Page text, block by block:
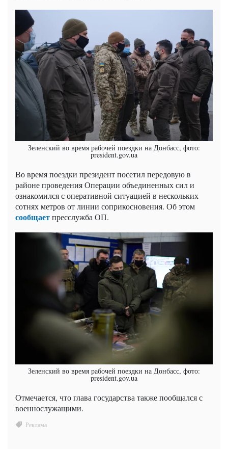
Зеленский во время рабочей поездки на Донбасс, фото:
president.gov.ua
Во время поездки президент посетил передовую в
районе проведения Операции объединенных сил и
ознакомился с оперативной ситуацией в нескольких
сотнях метров от линии соприкосновения. Об этом
сообщаетпресслужба ОП.
Зеленский во время рабочей поездки на Донбасс, фото:
president.gov.ua
Отмечается, что глава государства также пообщался с
военнослужащими.